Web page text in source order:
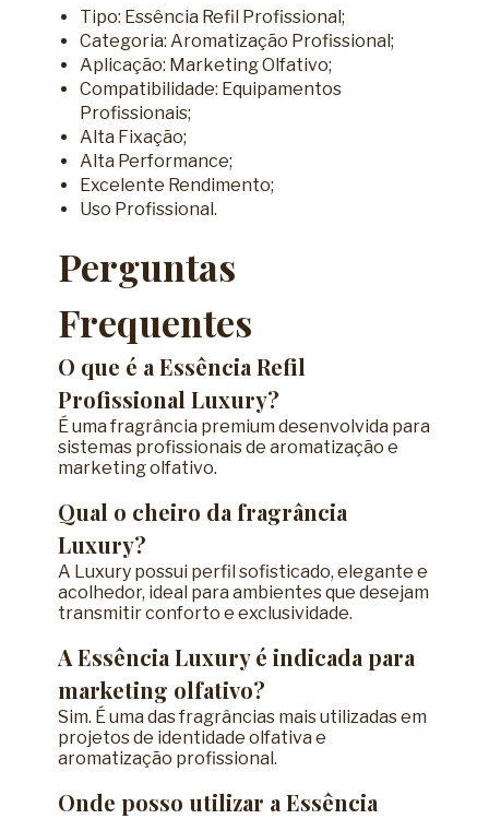
Tipo: Essência Refil Profissional;
Categoria: Aromatização Profissional;
Aplicação: Marketing Olfativo;
Compatibilidade: Equipamentos
Profissionais;
Alta Fixação;
Alta Performance;
Excelente Rendimento;
Uso Profissional.
Perguntas
Frequentes
O que é a Essência Refil
Profissional Luxury?
É uma fragrância premium desenvolvida para
sistemas profissionais de aromatização e
marketing olfativo.
Qual o cheiro da fragrância
Luxury?
A Luxury possui perfil sofisticado, elegante e
acolhedor, ideal para ambientes que desejam
transmitir conforto e exclusividade.
A Essência Luxury é indicada para
marketing olfativo?
Sim. É uma das fragrâncias mais utilizadas em
projetos de identidade olfativa e
aromatização profissional.
Onde posso utilizar a Essência